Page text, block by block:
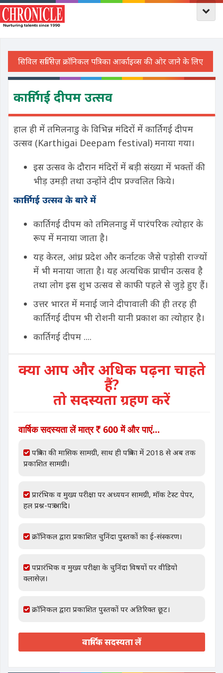
कार्तिगई दीपम उत्सव
हाल ही में तमिलनाडु के विभिन्न मंदिरों में कार्तिगई दीपम
उत्सव (Karthigai Deepam festival) मनाया गया।
इस उत्सव के दौरान मंदिरों में बड़ी संख्या में भक्तों की
भीड़ उमड़ी तथा उन्होंने दीप प्रज्वलित किये।
कार्तिगई उत्सव के बारे में
कार्तिगई दीपम को तमिलनाडु में पारंपरिक त्योहार के
रूप में मनाया जाता है।
यह केरल, आंध्र प्रदेश और कर्नाटक जैसे पड़ोसी राज्यों
में भी मनाया जाता है। यह अत्यधिक प्राचीन उत्सव है
तथा लोग इस शुभ उत्सव से काफी पहले से जुड़े हुए हैं।
उत्तर भारत में मनाई जाने दीपावाली की ही तरह ही
कार्तिगई दीपम भी रोशनी यानी प्रकाश का त्योहार है।
कार्तिगई दीपम ....
क्या आप और अधिक पढ़ना चाहते
हैं?
तो सदस्यता ग्रहण करें
वार्षिक सदस्यता लें मात्र 600 में और पाएं...
पत्रिका की मासिक सामग्री, साथ ही पत्रिका में 2018 से अब तक
प्रकाशित सामग्री।
प्रारंभिक व मुख्य परीक्षा पर अध्ययन सामग्री, मॉक टेस्ट पेपर,
हल प्रश्न-पत्र आदि।
क्रॉनिकल द्वारा प्रकाशित चुनिंदा पुस्तकों का ई-संस्करण।
पप्रारंभिक व मुख्य परीक्षा के चुनिंदा विषयों पर वीडियो
क्लासेज़।
क्रॉनिकल द्वारा प्रकाशित पुस्तकों पर अतिरिक्त छूट।
वार्षिक सदस्यता लें